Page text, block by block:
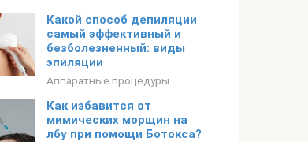
Какой способ депиляции
самый эффективный и
безболезненный: виды
эпиляции
Аппаратные процедуры
Как избавится от
мимических морщин на
лбу при помощи Ботокса?